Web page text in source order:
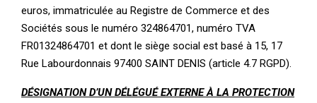
euros, immatriculée au Registre de Commerce et des
Sociétés sous le numéro 324864701, numéro TVA
FR01324864701 et dont le siège social est basé à 15, 17
Rue Labourdonnais 97400 SAINT DENIS (article 4.7 RGPD).
DÉSIGNATION D’UN DÉLÉGUÉ EXTERNE À LA PROTECTION